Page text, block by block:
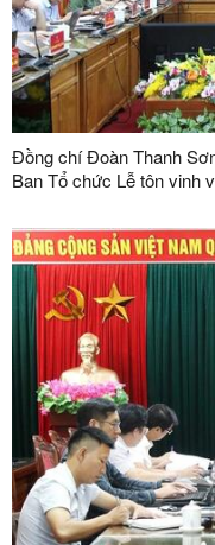
Đồng chí Đoàn Thanh
Ban Tổ chức Lễ tôn vinh
năm 2026